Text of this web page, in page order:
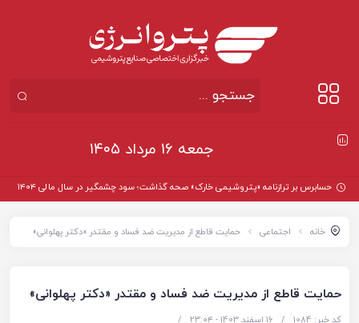
جمعه ۱۶ مرداد ۱۴۰۵
حسابرس بر ترازنامه «پتروشیمی خارک» صحه گذاشت؛ سود چشمگیر در سال مالی ۱۴۰۴
خانه اجتماعی حمایت قاطع از مدیریت ضد فساد و مقتدر «دکتر پهلوانی»
حمایت قاطع از مدیریت ضد فساد و مقتدر «دکتر پهلوانی»
کد خبر: 1084 / 16 اسفند 1403 - ۲۳:۰۴
/